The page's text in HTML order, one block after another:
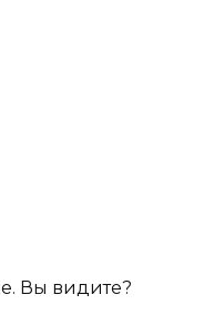
Вы видите?